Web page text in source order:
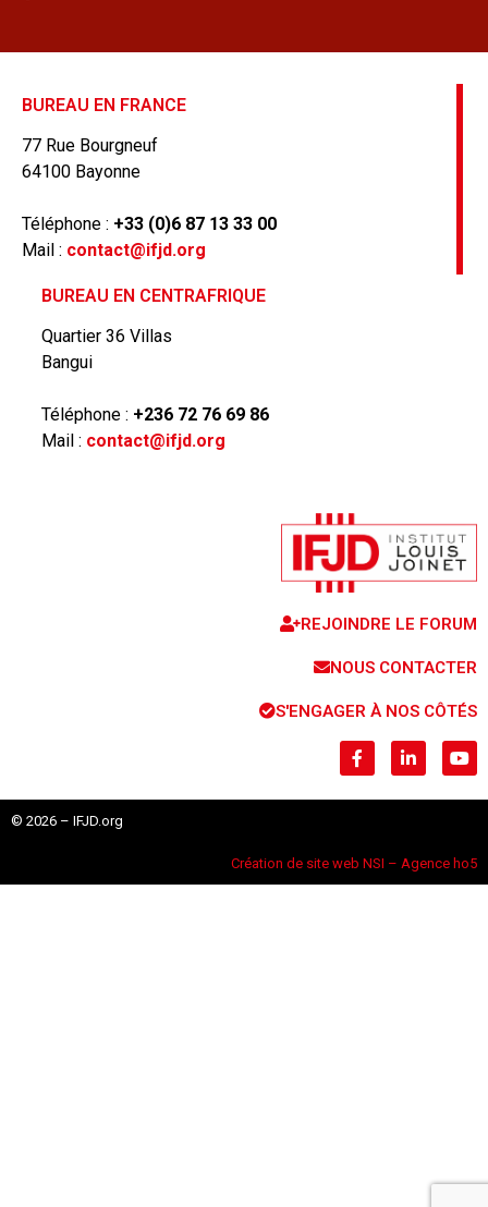
BUREAU EN FRANCE
77 Rue Bourgneuf
64100 Bayonne
Téléphone : +33 (0)6 87 13 33 00
Mail : contact@ifjd.org
BUREAU EN CENTRAFRIQUE
Quartier 36 Villas
Bangui
Téléphone : +236 72 76 69 86
Mail : contact@ifjd.org
REJOINDRE LE FORUM
NOUS CONTACTER
S'ENGAGER À NOS CÔTÉS
© 2026 – IFJD.org
Création de site web NSI – Agence ho5